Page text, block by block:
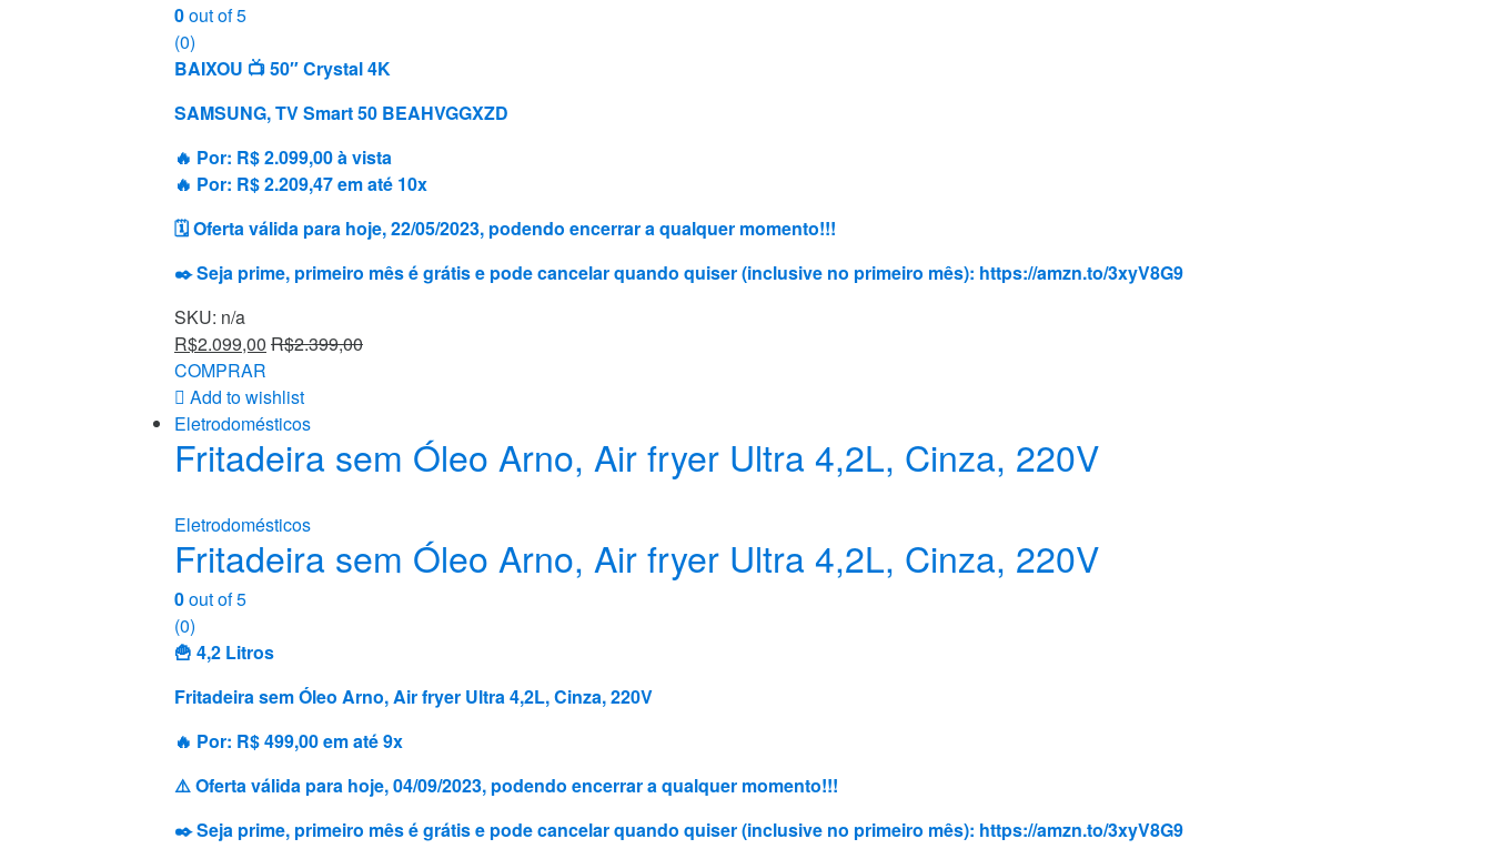
0out of 5
(0)
BAIXOU 📺 50″ Crystal 4K
SAMSUNG, TV Smart 50 BEAHVGGXZD
🔥 Por: R$ 2.099,00 à vista
🔥 Por: R$ 2.209,47 em até 10x
🗓 Oferta válida para hoje, 22/05/2023, podendo encerrar a qualquer momento!!!
✒️ Seja prime, primeiro mês é grátis e pode cancelar quando quiser (inclusive no primeiro mês): https://amzn.to/3xyV8G9
SKU: n/a
R$2.099,00 R$2.399,00
COMPRAR
Add to wishlist
Eletrodomésticos
Fritadeira sem Óleo Arno, Air fryer Ultra 4,2L, Cinza, 220V
Eletrodomésticos
Fritadeira sem Óleo Arno, Air fryer Ultra 4,2L, Cinza, 220V
0out of 5
(0)
🍟 4,2 Litros
Fritadeira sem Óleo Arno, Air fryer Ultra 4,2L, Cinza, 220V
🔥 Por: R$ 499,00 em até 9x
⚠️ Oferta válida para hoje, 04/09/2023, podendo encerrar a qualquer momento!!!
✒️ Seja prime, primeiro mês é grátis e pode cancelar quando quiser (inclusive no primeiro mês): https://amzn.to/3xyV8G9